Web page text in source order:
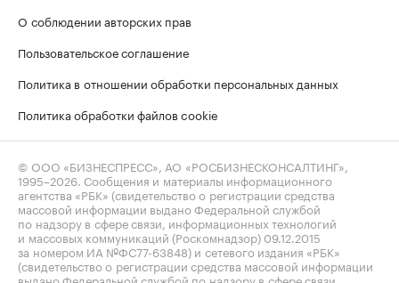
О соблюдении авторских прав
Пользовательское соглашение
Политика в отношении обработки персональных данных
Политика обработки файлов cookie
© ООО «БИЗНЕСПРЕСС», АО «РОСБИЗНЕСКОНСАЛТИНГ»,
1995–2026. Сообщения и материалы информационного
агентства «РБК» (свидетельство о регистрации средства
массовой информации выдано Федеральной службой
по надзору в сфере связи, информационных технологий
и массовых коммуникаций (Роскомнадзор) 09.12.2015
за номером ИА №ФС77-63848) и сетевого издания «РБК»
(свидетельство о регистрации средства массовой информации